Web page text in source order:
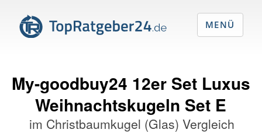
My-goodbuy24 12er Set Luxus
Weihnachtskugeln Set E
im Christbaumkugel (Glas) Vergleich
MENÜ